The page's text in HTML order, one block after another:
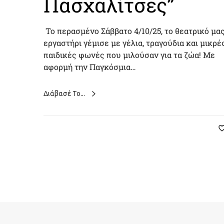
Το περασμένο Σάββατο 4/10/25, το θεατρικό μας
εργαστήρι γέμισε με γέλια, τραγούδια και
παιδικές φωνές που μιλούσαν για τα ζώα! Με
αφορμή την Παγκόσμια…
Διάβασέ Το...